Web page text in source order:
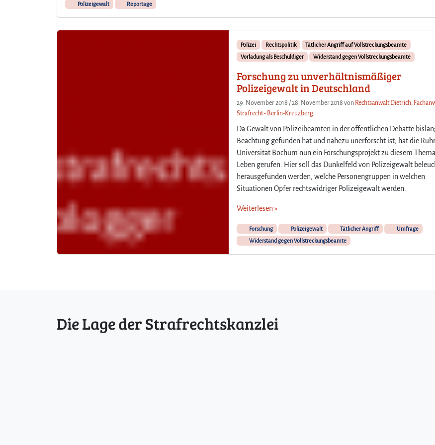
Polizeigewalt Reportage
Polizei Rechtspolitik
Tätlicher Angriff auf Vollstreckungsbeamte
Vorladung als Beschuldiger
Widerstand gegen Vollstreckungsbeamte
Forschung zu unverhältnismäßiger
Polizeigewalt in Deutschland
29. November 2018 /28. November 2018 von Rechtsanwalt Dietrich,
Strafrecht - Berlin-Kreuzberg
Da Gewalt von Polizeibeamten in der öffentlichen Debatte
Beachtung gefunden hat und nahezu unerforscht ist, hat die Ruhr
Universität Bochum nun ein Forschungsprojekt zu diesem
Leben gerufen. Hier soll das Dunkelfeld von Polizeigewalt
herausgefunden werden, welche Personengruppen in welchen
Situationen Opfer rechtswidriger Polizeigewalt werden.
Weiterlesen »
Forschung Polizeigewalt Tätlicher Angriff
Umfrage
Widerstand gegen Vollstreckungsbeamte
Die Lage der Strafrechtskanzlei